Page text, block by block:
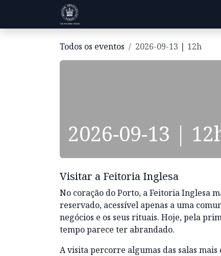
Pular para o conteúdo
Todos os eventos 2026-09-13 | 12h
2026-09-13 |
Visitar a Feitoria Inglesa
No coração do Porto, a Feitoria Inglesa
reservado, acessível apenas a uma
negócios e os seus rituais. Hoje, pela
tempo parece ter abrandado.
A visita percorre algumas das salas